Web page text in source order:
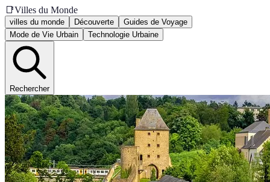
📑Villes du Monde
villes du monde Découverte
Guides de Voyage
Mode de Vie Urbain
Technologie Urbaine
Rechercher